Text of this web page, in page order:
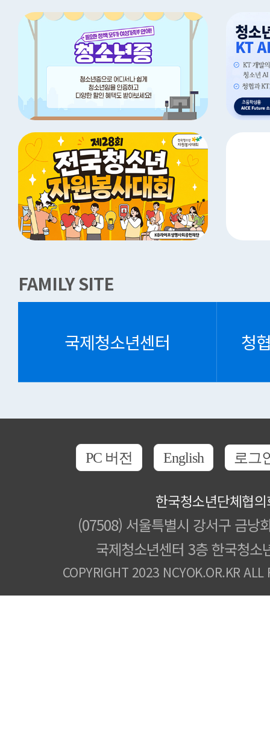
FAMILY SITE
국제청소년센터 청
PC 버전 English 로그
한국청소년단체협
(07508) 서울특별시 강서구 금낭
국제청소년센터 3층 한국청소
COPYRIGHT 2023 NCYOK.OR.KR ALL